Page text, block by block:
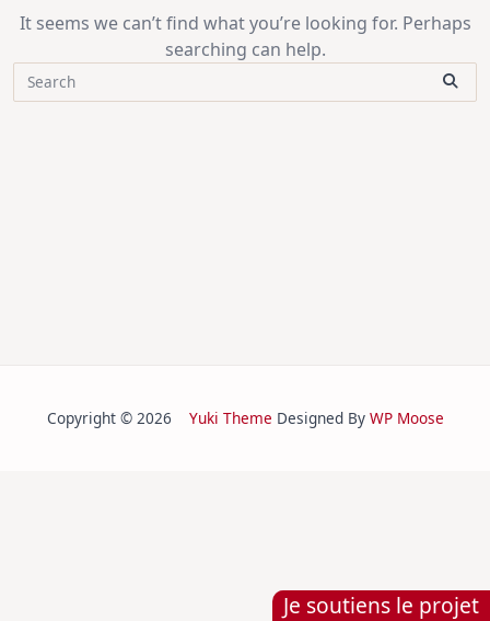
Je soutiens le projet
It seems we can’t find what you’re looking for. Perhaps
searching can help.
Search
Copyright © 2026 Yuki Theme Designed By WP Moose